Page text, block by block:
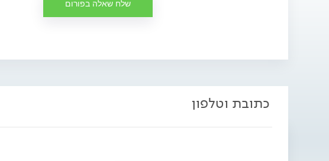
שלח שאלה בפורום
כתובת וטלפון